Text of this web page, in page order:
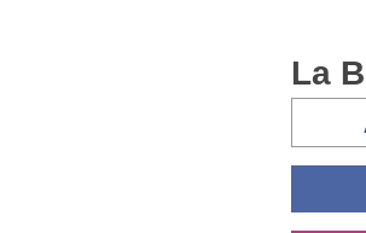
La